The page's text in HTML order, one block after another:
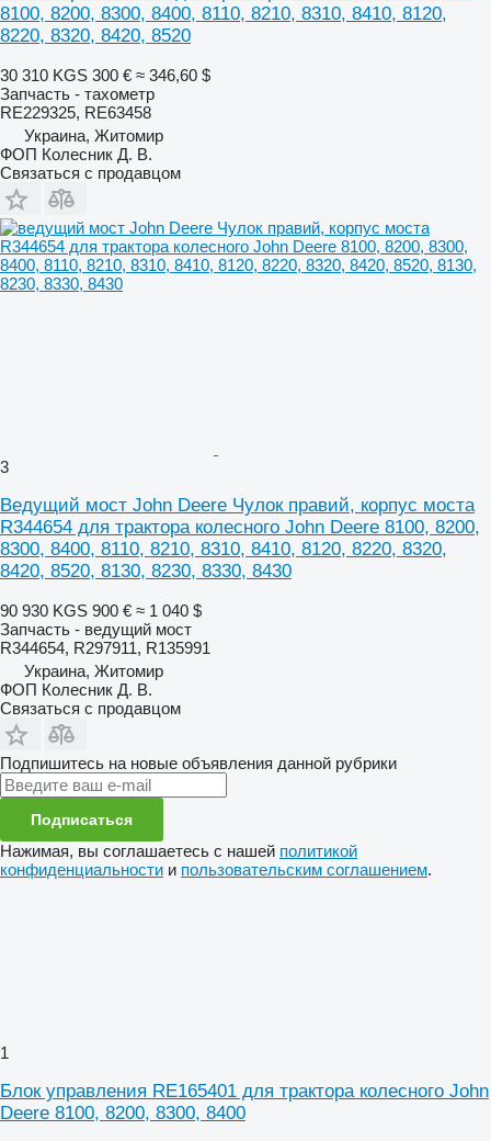
8100, 8200, 8300, 8400, 8110, 8210, 8310, 8410, 8120,
8220, 8320, 8420, 8520
30 310 KGS 300 € ≈ 346,60 $
Запчасть - тахометр
RE229325, RE63458
Украина, Житомир
ФОП Колесник Д. В.
Связаться с продавцом
3
Ведущий мост John Deere Чулок правий, корпус моста
R344654 для трактора колесного John Deere 8100, 8200,
8300, 8400, 8110, 8210, 8310, 8410, 8120, 8220, 8320,
8420, 8520, 8130, 8230, 8330, 8430
90 930 KGS 900 € ≈ 1 040 $
Запчасть - ведущий мост
R344654, R297911, R135991
Украина, Житомир
ФОП Колесник Д. В.
Связаться с продавцом
Подпишитесь на новые объявления данной рубрики
Подписаться
Нажимая, вы соглашаетесь с нашей политикой
конфиденциальности и пользовательским соглашением.
1
Блок управления RE165401 для трактора колесного John
Deere 8100, 8200, 8300, 8400